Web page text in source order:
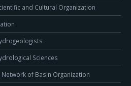
and Cultural Organization
Sciences
of Basin Organization